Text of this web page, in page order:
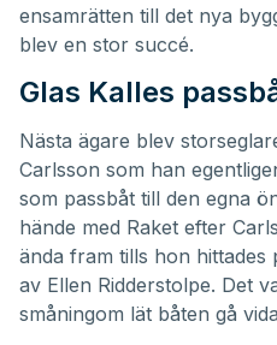
ensamrätten till det nya
blev en stor succé.
Glas Kalles
Nästa ägare blev
Carlsson som han
som passbåt till den egna
hände med Raket efter
ända fram tills hon hittades
av Ellen Ridderstolpe. Det
småningom lät båten gå